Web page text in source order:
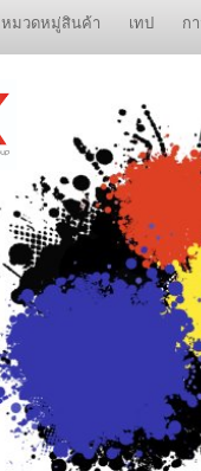
หมวดหมู่สินค้า เทป ก